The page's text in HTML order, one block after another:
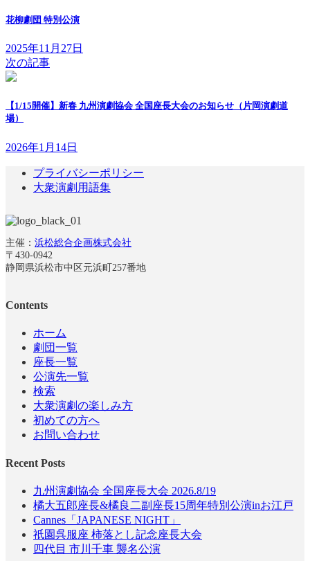
花柳劇団 特別公演
2025年11月27日
次の記事
【1/15開催】新春 九州演劇協会 全国座長大会のお知らせ（片岡演劇道
場）
2026年1月14日
プライバシーポリシー
大衆演劇用語集
主催： 浜松総合企画株式会社
〒430-0942
静岡県浜松市中区元浜町257番地
Contents
ホーム
劇団一覧
座長一覧
公演先一覧
検索
大衆演劇の楽しみ方
初めての方へ
お問い合わせ
Recent Posts
九州演劇協会 全国座長大会 2026.8/19
橘大五郎座長&橘良二副座長15周年特別公演inお江戸
Cannes「JAPANESE NIGHT」
祇園呉服座 柿落とし記念座長大会
四代目 市川千車 襲名公演